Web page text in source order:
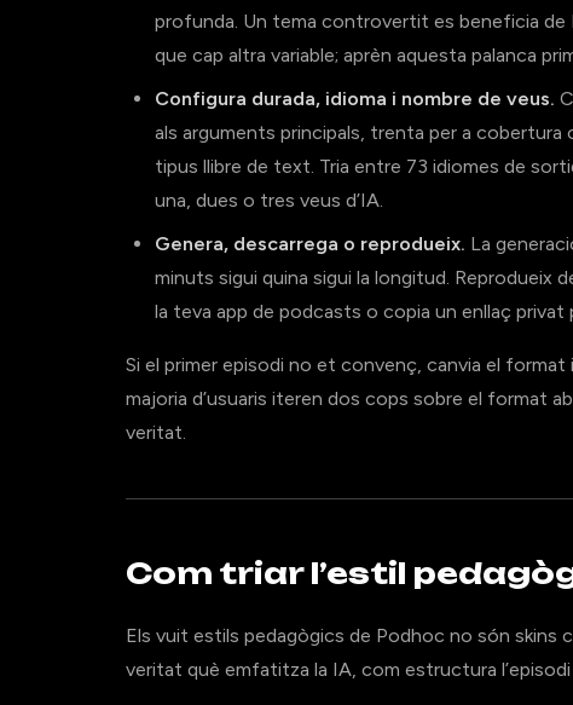
profunda. Un tema controvertit es beneficia de
que cap altra variable; aprèn aquesta palanca
Configura durada, idioma i nombre de veus.
als arguments principals, trenta per a
tipus llibre de text. Tria entre 73 idiomes de
una, dues o tres veus d’IA.
Genera, descarrega o reprodueix. La
minuts sigui quina sigui la longitud. Reprodueix
la teva app de podcasts o copia un enllaç privat
Si el primer episodi no et convenç, canvia el
majoria d’usuaris iteren dos cops sobre el format
veritat.
Com triar l’estil
Els vuit estils pedagògics de Podhoc no són
veritat què emfatitza la IA, com estructura